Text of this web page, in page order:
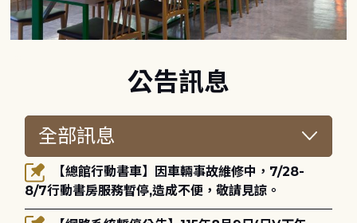
公告訊息
8/7行動書房服務暫停,造成不便，敬請見諒。